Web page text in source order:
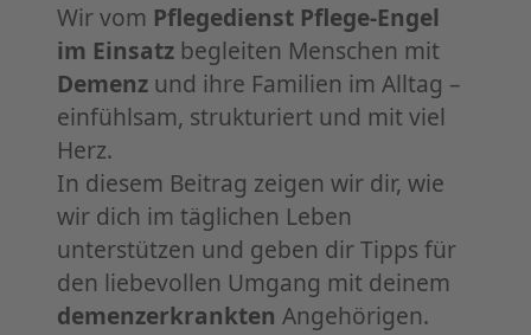
Wir vom Pflegedienst Pflege-Engel
im Einsatz begleiten Menschen mit
Demenz und ihre Familien im Alltag –
einfühlsam, strukturiert und mit viel
Herz.
In diesem Beitrag zeigen wir dir, wie
wir dich im täglichen Leben
unterstützen und geben dir Tipps für
den liebevollen Umgang mit deinem
demenzerkrankten Angehörigen.